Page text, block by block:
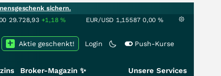
sichern.
29.728,93 +1,18% EUR/USD 1,15587 0,00 %
Login Push-Kurse
Aktie geschenkt!
Broker-Magazin ✨ Unsere Services